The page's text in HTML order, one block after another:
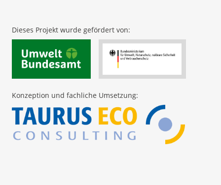
Dieses Projekt wurde gefördert von:
Konzeption und fachliche Umsetzung: